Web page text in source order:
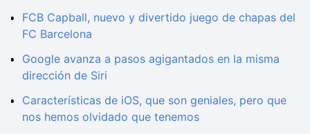
FCB Capball, nuevo y divertido juego de chapas del
FC Barcelona
Google avanza a pasos agigantados en la misma
dirección de Siri
Características de iOS, que son geniales, pero que
nos hemos olvidado que tenemos